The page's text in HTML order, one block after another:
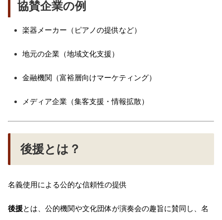
協賛企業の例
楽器メーカー（ピアノの提供など）
地元の企業（地域文化支援）
金融機関（富裕層向けマーケティング）
メディア企業（集客支援・情報拡散）
後援とは？
名義使用による公的な信頼性の提供
後援とは、公的機関や文化団体が演奏会の趣旨に賛同し、名